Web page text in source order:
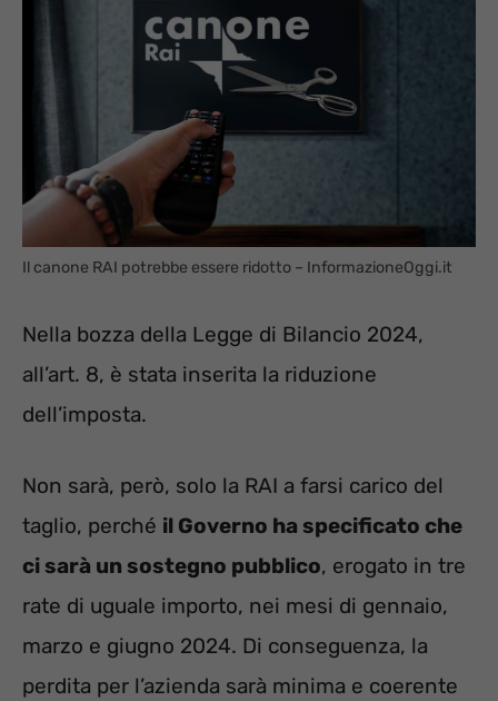
Il canone RAI potrebbe essere ridotto – InformazioneOggi.it
Nella bozza della Legge di Bilancio 2024,
all’art. 8, è stata inserita la riduzione
dell’imposta.
Non sarà, però, solo la RAI a farsi carico del
taglio, perché il Governo ha specificato che
ci sarà un sostegno pubblico, erogato in tre
rate di uguale importo, nei mesi di gennaio,
marzo e giugno 2024. Di conseguenza, la
perdita per l’azienda sarà minima e coerente